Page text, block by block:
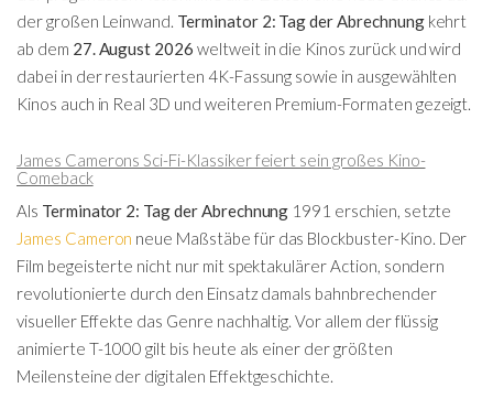
der großen Leinwand. Terminator 2: Tag der Abrechnungkehrt
ab dem 27. August 2026 weltweit in die Kinos zurück und wird
dabei in der restaurierten 4K-Fassung sowie in ausgewählten
Kinos auch in Real 3D und weiteren Premium-Formaten gezeigt.
James Camerons Sci-Fi-Klassiker feiert sein großes Kino-
Comeback
Als Terminator 2: Tag der Abrechnung 1991 erschien, setzte
James Cameron neue Maßstäbe für das Blockbuster-Kino. Der
Film begeisterte nicht nur mit spektakulärer Action, sondern
revolutionierte durch den Einsatz damals bahnbrechender
visueller Effekte das Genre nachhaltig. Vor allem der flüssig
animierte T-1000 gilt bis heute als einer der größten
Meilensteine der digitalen Effektgeschichte.